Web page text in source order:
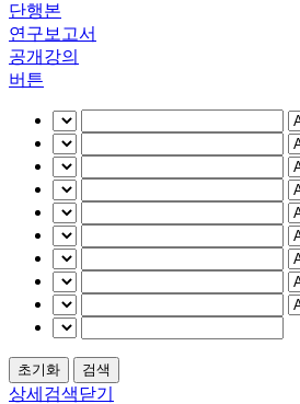
단행본
연구보고서
공개강의
버튼
상세검색닫기